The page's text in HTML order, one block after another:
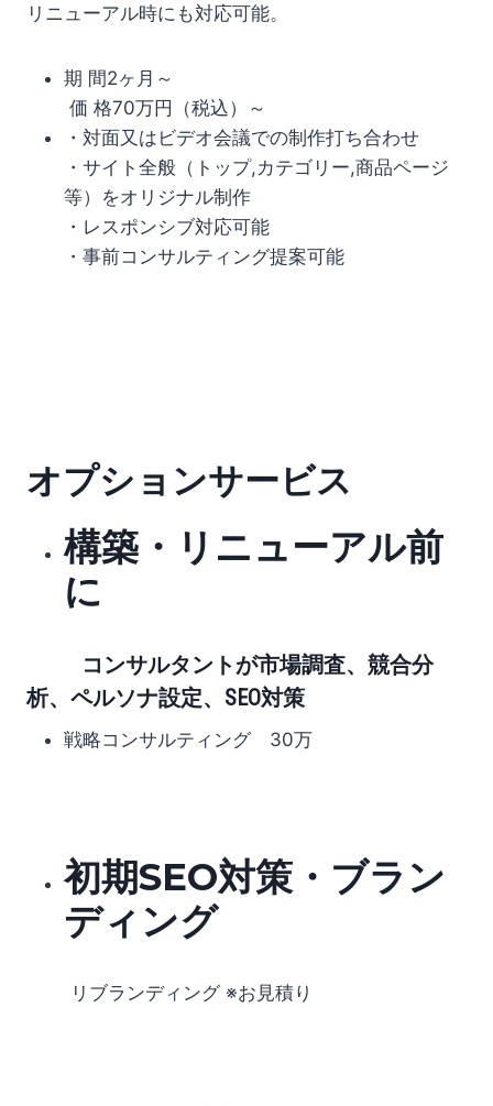
リニューアル時にも対応可能。
期 間2ヶ月～
価 格70万円（税込）～
・対面又はビデオ会議での制作打ち合わせ
・サイト全般（トップ,カテゴリー,商品ページ
等）をオリジナル制作
・レスポンシブ対応可能
・事前コンサルティング提案可能
オプションサービス
構築・リニューアル前
に
コンサルタントが市場調査、競合分
析、ペルソナ設定、SEO対策
戦略コンサルティング 30万
初期SEO対策・ブラン
ディング
リブランディング ※お見積り